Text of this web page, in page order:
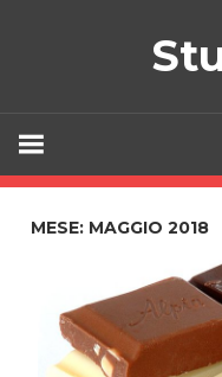
MESE: MAGGIO 2018